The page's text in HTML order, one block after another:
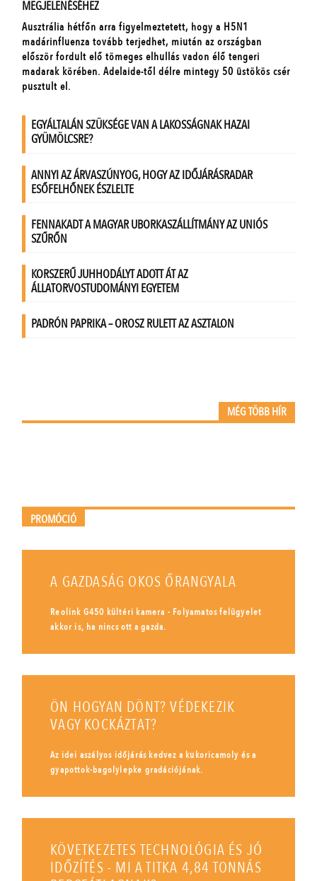
MÉG TÖBB HÍR
PROMÓCIÓ
A GAZDASÁG OKOS ŐRANGYALA
Reolink G450 kültéri kamera - Folyamatos felügyelet
akkor is, ha nincs ott a gazda.
ÖN HOGYAN DÖNT? VÉDEKEZIK
VAGY KOCKÁZTAT?
Az idei aszályos időjárás kedvez a kukoricamoly és a
gyapottok-bagolylepke gradációjának.
KÖVETKEZETES TECHNOLÓGIA ÉS JÓ
IDŐZÍTÉS - MI A TITKA 4,84 TONNÁS